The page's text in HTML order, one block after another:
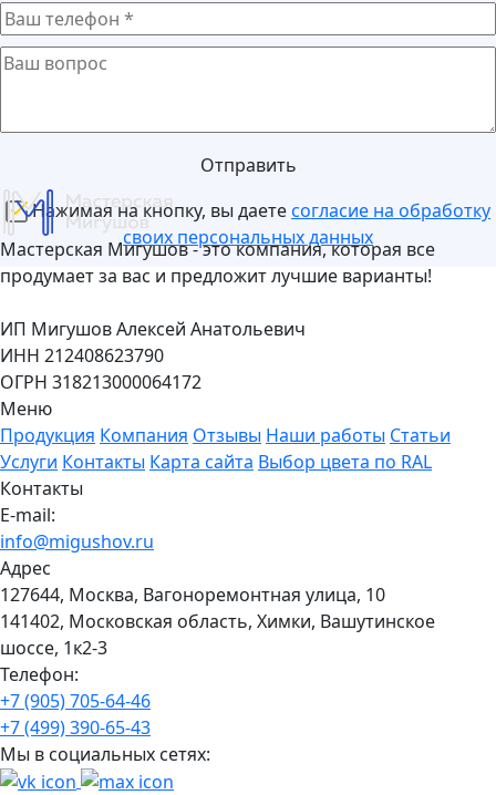
Отправить
Нажимая на кнопку, вы даетесогласие на обработку
своих персональных данных
Мастерская Мигушов - это компания, которая все
продумает за вас и предложит лучшие варианты!
ИП Мигушов Алексей Анатольевич
ИНН 212408623790
ОГРН 318213000064172
Меню
Продукция Компания Отзывы Наши работы Статьи
Услуги Контакты Карта сайта Выбор цвета по RAL
Контакты
E-mail:
info@migushov.ru
Адрес
127644, Москва, Вагоноремонтная улица, 10
141402, Московская область, Химки, Вашутинское
шоссе, 1к2-3
Телефон:
+7 (905) 705-64-46
+7 (499) 390-65-43
Мы в социальных сетях: